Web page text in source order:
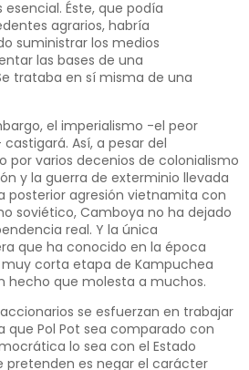
Éste, que podía
agrarios, habría
suministrar los medios
las bases de una
trataba en sí misma de una
el imperialismo -el peor
Así, a pesar del
por varios decenios de colonialismo
y la guerra de exterminio llevada
posterior agresión vietnamita con
soviético, Camboya no ha dejado
real. Y la única
que ha conocido en la época
corta etapa de Kampuchea
hecho que molesta a muchos.
se esfuerzan en trabajar
que Pol Pot sea comparado con
lo sea con el Estado
pretenden es negar el carácter